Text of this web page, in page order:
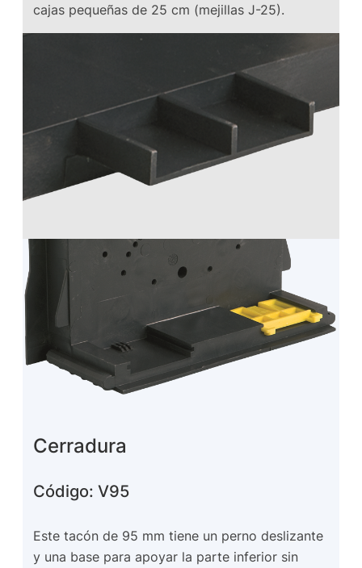
cajas pequeñas de 25 cm (mejillas J-25).
Cerradura
Código: V95
Este tacón de 95 mm tiene un perno deslizante
y una base para apoyar la parte inferior sin